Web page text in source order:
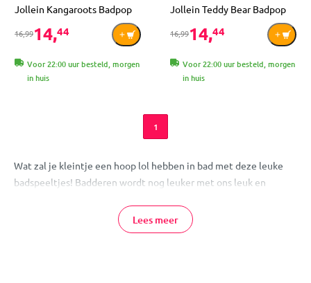
Jollein Kangaroots Badpop
16,9914,44
Voor 22:00 uur besteld, morgen
in huis
Jollein Teddy Bear Badpop
16,9914,44
Voor 22:00 uur besteld, morgen
in huis
1
Wat zal je kleintje een hoop lol hebben in bad met deze leuke
badspeeltjes! Badderen wordt nog leuker met ons leuk en
Lekker spelen en kliederen met het water! Wat dacht je van
bootjes, eendjes en zelfs badboekjes? En al dat badspeelgoed
Lees meer